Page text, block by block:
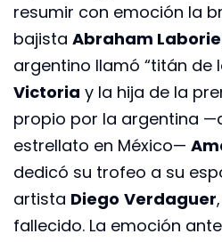
resumir con emoción la
bajista Abraham
argentino llamó “titán de
Victoria y la hija de la
propio por la argentina
estrellato en México—
dedicó su trofeo a su
artista Diego Verdaguer
fallecido. La emoción